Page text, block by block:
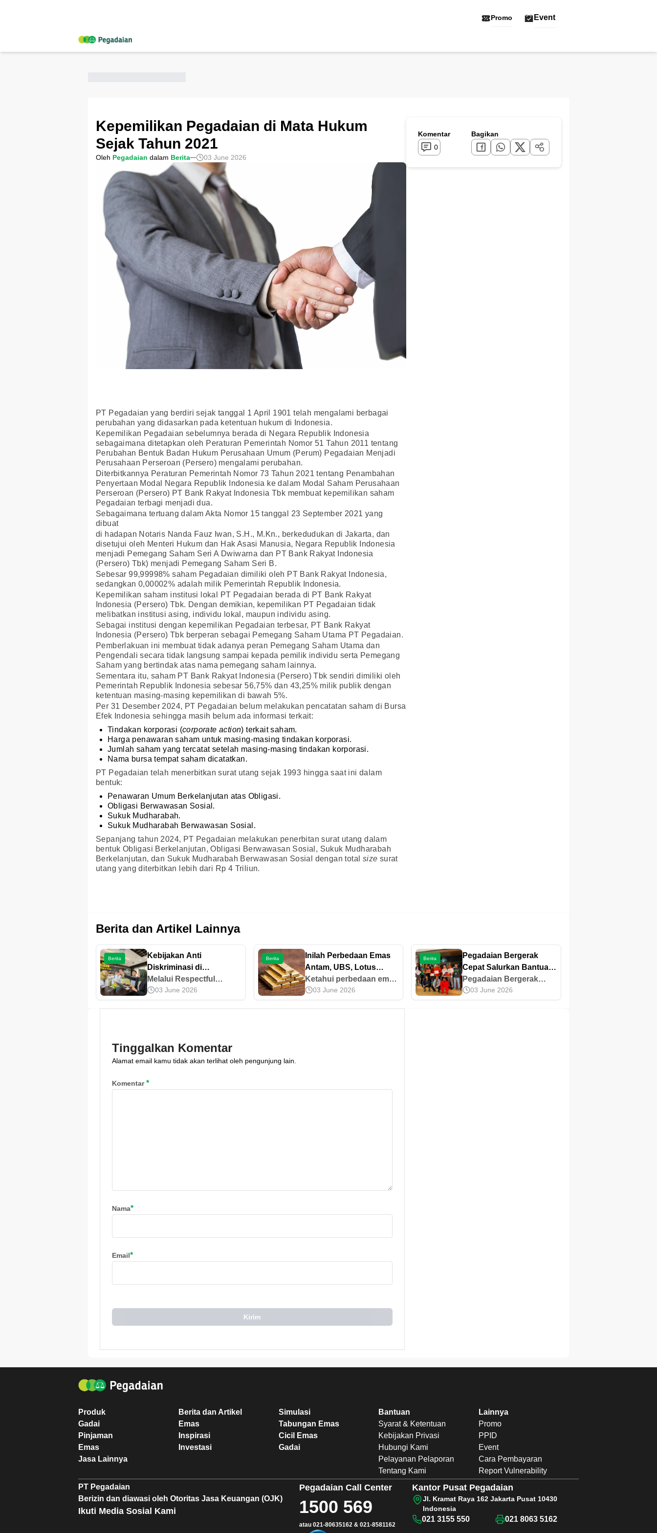
Promo Event
Kepemilikan Pegadaian di Mata Hukum
Sejak Tahun 2021
Oleh Pegadaian dalam Berita 03 June 2026
PT Pegadaian yang berdiri sejak tanggal 1 April 1901 telah mengalami berbagai
perubahan yang didasarkan pada ketentuan hukum di Indonesia.
Kepemilikan Pegadaian sebelumnya berada di Negara Republik Indonesia
sebagaimana ditetapkan oleh Peraturan Pemerintah Nomor 51 Tahun 2011 tentang
Perubahan Bentuk Badan Hukum Perusahaan Umum (Perum) Pegadaian Menjadi
Perusahaan Perseroan (Persero) mengalami perubahan.
Diterbitkannya Peraturan Pemerintah Nomor 73 Tahun 2021 tentang Penambahan
Penyertaan Modal Negara Republik Indonesia ke dalam Modal Saham Perusahaan
Perseroan (Persero) PT Bank Rakyat Indonesia Tbk membuat kepemilikan saham
Pegadaian terbagi menjadi dua.
Sebagaimana tertuang dalam Akta Nomor 15 tanggal 23 September 2021 yang
dibuat
di hadapan Notaris Nanda Fauz Iwan, S.H., M.Kn., berkedudukan di Jakarta, dan
disetujui oleh Menteri Hukum dan Hak Asasi Manusia, Negara Republik Indonesia
menjadi Pemegang Saham Seri A Dwiwarna dan PT Bank Rakyat Indonesia
(Persero) Tbk) menjadi Pemegang Saham Seri B.
Sebesar 99,99998% saham Pegadaian dimiliki oleh PT Bank Rakyat Indonesia,
sedangkan 0,00002% adalah milik Pemerintah Republik Indonesia.
Kepemilikan saham institusi lokal PT Pegadaian berada di PT Bank Rakyat
Indonesia (Persero) Tbk. Dengan demikian, kepemilikan PT Pegadaian tidak
melibatkan institusi asing, individu lokal, maupun individu asing.
Sebagai institusi dengan kepemilikan Pegadaian terbesar, PT Bank Rakyat
Indonesia (Persero) Tbk berperan sebagai Pemegang Saham Utama PT Pegadaian.
Pemberlakuan ini membuat tidak adanya peran Pemegang Saham Utama dan
Pengendali secara tidak langsung sampai kepada pemilik individu serta Pemegang
Saham yang bertindak atas nama pemegang saham lainnya.
Sementara itu, saham PT Bank Rakyat Indonesia (Persero) Tbk sendiri dimiliki oleh
Pemerintah Republik Indonesia sebesar 56,75% dan 43,25% milik publik dengan
ketentuan masing-masing kepemilikan di bawah 5%.
Per 31 Desember 2024, PT Pegadaian belum melakukan pencatatan saham di Bursa
Efek Indonesia sehingga masih belum ada informasi terkait:
Tindakan korporasi (corporate action) terkait saham.
Harga penawaran saham untuk masing-masing tindakan korporasi.
Jumlah saham yang tercatat setelah masing-masing tindakan korporasi.
Nama bursa tempat saham dicatatkan.
PT Pegadaian telah menerbitkan surat utang sejak 1993 hingga saat ini dalam
bentuk:
Penawaran Umum Berkelanjutan atas Obligasi.
Obligasi Berwawasan Sosial.
Sukuk Mudharabah.
Sukuk Mudharabah Berwawasan Sosial.
Sepanjang tahun 2024, PT Pegadaian melakukan penerbitan surat utang dalam
bentuk Obligasi Berkelanjutan, Obligasi Berwawasan Sosial, Sukuk Mudharabah
Berkelanjutan, dan Sukuk Mudharabah Berwawasan Sosial dengan total size surat
utang yang diterbitkan lebih dari Rp 4 Triliun.
Komentar
0
Bagikan
Berita dan Artikel Lainnya
Berita
Kebijakan Anti
Diskriminasi di
Lingkungan Kerja
Pegadaian
Melalui Respectful
Workplace Policy,
Pegadaian tegakkan
wujudkan lingkungan
kerja aman dan saling
03 June 2026
Berita
Inilah Perbedaan Emas
Antam, UBS, Lotus
Archi, dan Galeri 24
Ketahui perbedaan emas
Antam, UBS, Lotus
Archi, dan Galeri 24 dari
03 June 2026
Berita
Pegadaian Bergerak
Cepat Salurkan Bantuan
Darurat untuk Bencana
di Sumatra
Pegadaian Bergerak
Cepat Salurkan Bantuan
Darurat untuk Bencana
03 June 2026
Tinggalkan Komentar
Alamat email kamu tidak akan terlihat oleh pengunjung lain.
Komentar*
Nama*
Email*
Kirim
Produk
Gadai
Pinjaman
Emas
Jasa Lainnya
Berita dan Artikel
Emas
Inspirasi
Investasi
Simulasi
Tabungan Emas
Cicil Emas
Gadai
Bantuan
Syarat & Ketentuan
Kebijakan Privasi
Hubungi Kami
Pelayanan Pelaporan
Tentang Kami
Lainnya
Promo
PPID
Event
Cara Pembayaran
Report Vulnerability
PT Pegadaian
Berizin dan diawasi oleh Otoritas Jasa Keuangan (OJK)
Ikuti Media Sosial Kami
Pegadaian Call Center
1500 569
atau 021-80635162& 021-8581162
Kantor Pusat Pegadaian
Jl. Kramat Raya 162 Jakarta Pusat 10430
Indonesia
021 3155 550 021 8063 5162